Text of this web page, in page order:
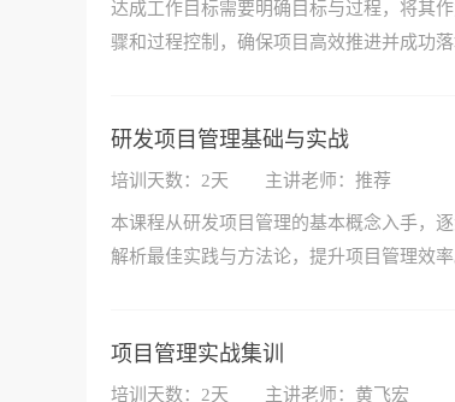
达成工作目标需要明确目标与过程，将其
骤和过程控制，确保项目高效推进并成功落
研发项目管理基础与实战
培训天数：2天 主讲老师：推荐
本课程从研发项目管理的基本概念入手，
解析最佳实践与方法论，提升项目管理效率
项目管理实战集训
培训天数：2天 主讲老师：黄飞宏